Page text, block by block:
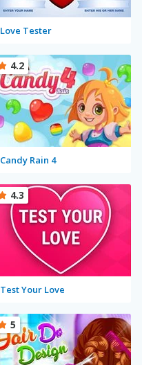
Love Tester
Candy Rain 4
4.2
Test Your Love
4.3
5